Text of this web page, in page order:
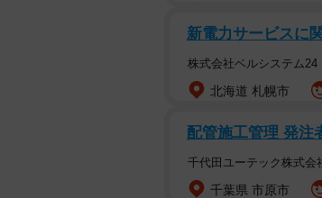
いる。
一部の容疑者の携帯電
電話の国番号はフィリ
小川氏は「非常に荒っ
新電力サービスに
株式会社ベルシステム24
北海道 札幌市
配管施工管理 発注
千代田ユーテック株式会
千葉県 市原市